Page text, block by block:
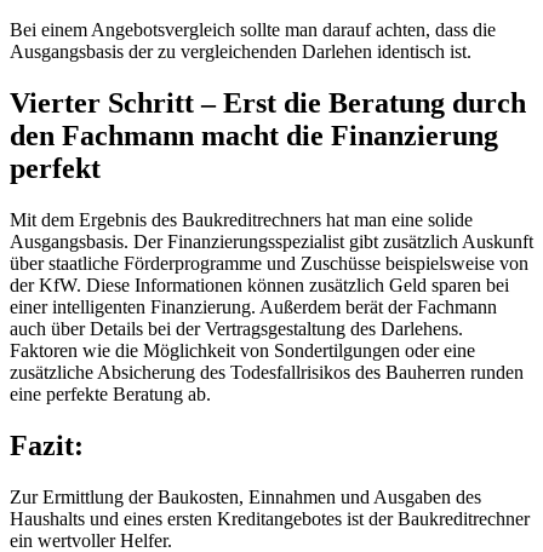
Bei einem Angebotsvergleich sollte man darauf achten, dass die
Ausgangsbasis der zu vergleichenden Darlehen identisch ist.
Vierter Schritt – Erst die Beratung durch
den Fachmann macht die Finanzierung
perfekt
Mit dem Ergebnis des Baukreditrechners hat man eine solide
Ausgangsbasis. Der Finanzierungsspezialist gibt zusätzlich Auskunft
über staatliche Förderprogramme und Zuschüsse beispielsweise von
der KfW. Diese Informationen können zusätzlich Geld sparen bei
einer intelligenten Finanzierung. Außerdem berät der Fachmann
auch über Details bei der Vertragsgestaltung des Darlehens.
Faktoren wie die Möglichkeit von Sondertilgungen oder eine
zusätzliche Absicherung des Todesfallrisikos des Bauherren runden
eine perfekte Beratung ab.
Fazit:
Zur Ermittlung der Baukosten, Einnahmen und Ausgaben des
Haushalts und eines ersten Kreditangebotes ist der Baukreditrechner
ein wertvoller Helfer.